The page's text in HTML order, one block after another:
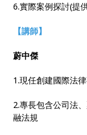
6.實際案例探討(提
【講師】
蔚中傑
1.現任創建國際法
2.專長包含公司法
融法規